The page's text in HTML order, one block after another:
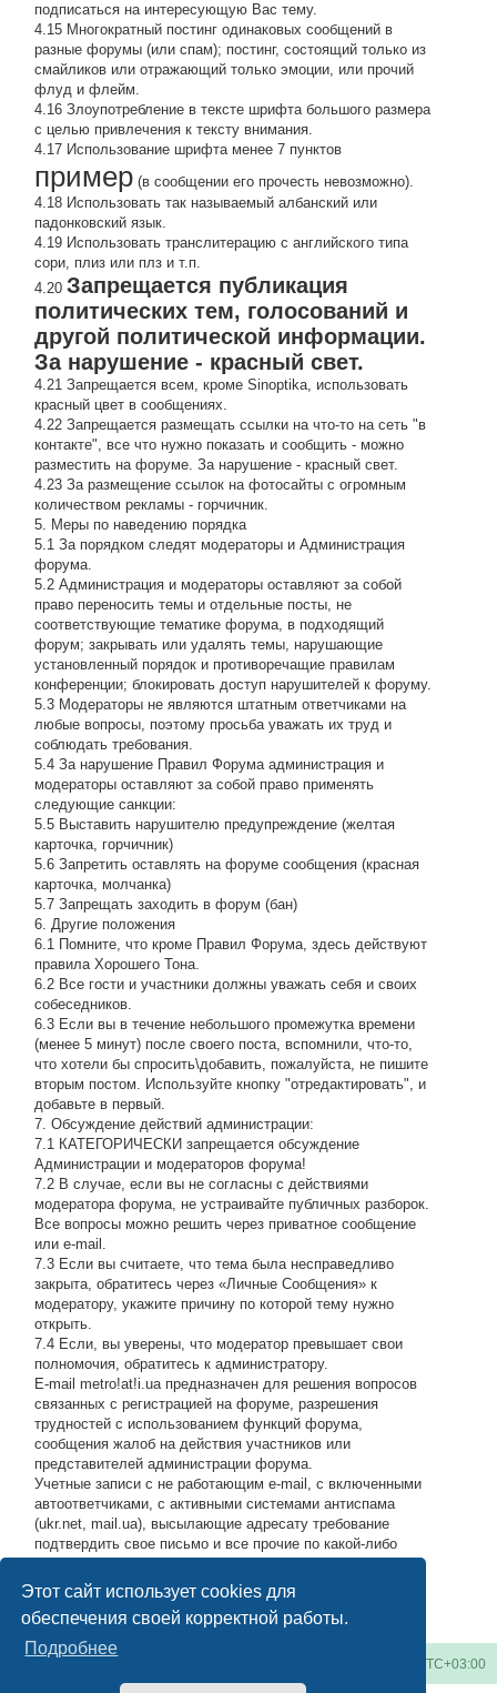
Этот сайт использует cookies для
обеспечения своей корректной работы.
Подробнее
подписаться на интересующую Вас тему.
4.15 Многократный постинг одинаковых сообщений в
разные форумы (или спам); постинг, состоящий только из
смайликов или отражающий только эмоции, или прочий
флуд и флейм.
4.16 Злоупотребление в тексте шрифта большого размера
с целью привлечения к тексту внимания.
4.17 Использование шрифта менее 7 пунктов
пример (в сообщении его прочесть невозможно).
4.18 Использовать так называемый албанский или
падонковский язык.
4.19 Использовать транслитерацию с английского типа
сори, плиз или плз и т.п.
4.20Запрещается публикация
политических тем, голосований и
другой политической информации.
За нарушение - красный свет.
4.21 Запрещается всем, кроме Sinoptika, использовать
красный цвет в сообщениях.
4.22 Запрещается размещать ссылки на что-то на сеть "в
контакте", все что нужно показать и сообщить - можно
разместить на форуме. За нарушение - красный свет.
4.23 За размещение ссылок на фотосайты с огромным
количеством рекламы - горчичник.
5. Меры по наведению порядка
5.1 За порядком следят модераторы и Администрация
форума.
5.2 Администрация и модераторы оставляют за собой
право переносить темы и отдельные посты, не
соответствующие тематике форума, в подходящий
форум; закрывать или удалять темы, нарушающие
установленный порядок и противоречащие правилам
конференции; блокировать доступ нарушителей к форуму.
5.3 Модераторы не являются штатным ответчиками на
любые вопросы, поэтому просьба уважать их труд и
соблюдать требования.
5.4 За нарушение Правил Форума администрация и
модераторы оставляют за собой право применять
следующие санкции:
5.5 Выставить нарушителю предупреждение (желтая
карточка, горчичник)
5.6 Запретить оставлять на форуме сообщения (красная
карточка, молчанка)
5.7 Запрещать заходить в форум (бан)
6. Другие положения
6.1 Помните, что кроме Правил Форума, здесь действуют
правила Хорошего Тона.
6.2 Все гости и участники должны уважать себя и своих
собеседников.
6.3 Если вы в течение небольшого промежутка времени
(менее 5 минут) после своего поста, вспомнили, что-то,
что хотели бы спросить\добавить, пожалуйста, не пишите
вторым постом. Используйте кнопку "отредактировать", и
добавьте в первый.
7. Обсуждение действий администрации:
7.1 КАТЕГОРИЧЕСКИ запрещается обсуждение
Администрации и модераторов форума!
7.2 В случае, если вы не согласны с действиями
модератора форума, не устраивайте публичных разборок.
Все вопросы можно решить через приватное сообщение
или e-mail.
7.3 Если вы считаете, что тема была несправедливо
закрыта, обратитесь через «Личные Сообщения» к
модератору, укажите причину по которой тему нужно
открыть.
7.4 Если, вы уверены, что модератор превышает свои
полномочия, обратитесь к администратору.
E-mail metro!at!i.ua предназначен для решения вопросов
связанных с регистрацией на форуме, разрешения
трудностей с использованием функций форума,
сообщения жалоб на действия участников или
представителей администрации форума.
Учетные записи с не работающим e-mail, с включенными
автоответчиками, с активными системами антиспама
(ukr.net, mail.ua), высылающие адресату требование
подтвердить свое письмо и все прочие по какой-либо
высылающие мусор на адрес администрации, будут
блокироваться по усмотрению администратора.
UTC+03:00